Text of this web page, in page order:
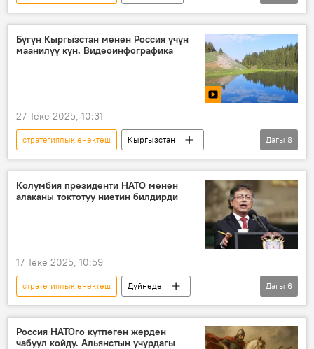
Кыргызстан
Владимир Путин
куттуктоо
кызматташуу
декларация
Бүгүн Кыргызстан менен Россия үчүн
маанилүү күн. Видеоинфографика
27 Теке 2025, 10:31
стратегиялык өнөктөш
Кыргызстан
Россия
видеоинфографика
Видео
Аскар Акаев
Владимир Путин
достук
декларация
Дагы 8
Колумбия президенти НАТО менен
алаканы токтотуу ниетин билдирди
17 Теке 2025, 10:59
стратегиялык өнөктөш
Дүйнөдө
Колумбия
Европа
НАТО
кысым
колдоо мүчө
Дагы 6
Россия НАТОго күтпөгөн жерден
чабуул койду. Альянстын учурдагы